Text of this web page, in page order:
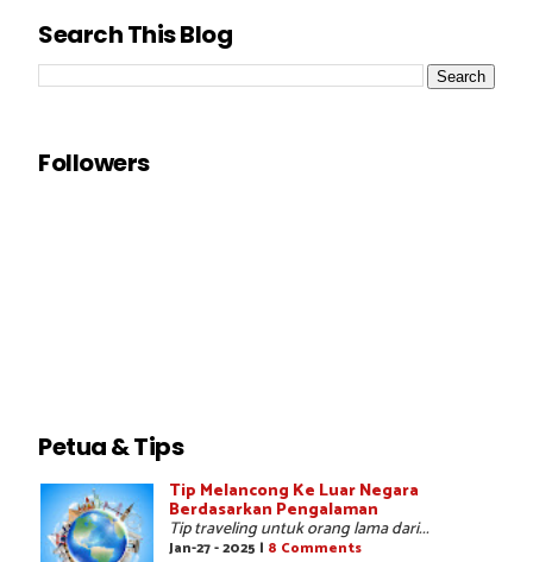
Search This Blog
Followers
Petua & Tips
Tip Melancong Ke Luar Negara
Berdasarkan Pengalaman
Tip traveling untuk orang lama dari...
Jan-27 - 2025 | 8 Comments